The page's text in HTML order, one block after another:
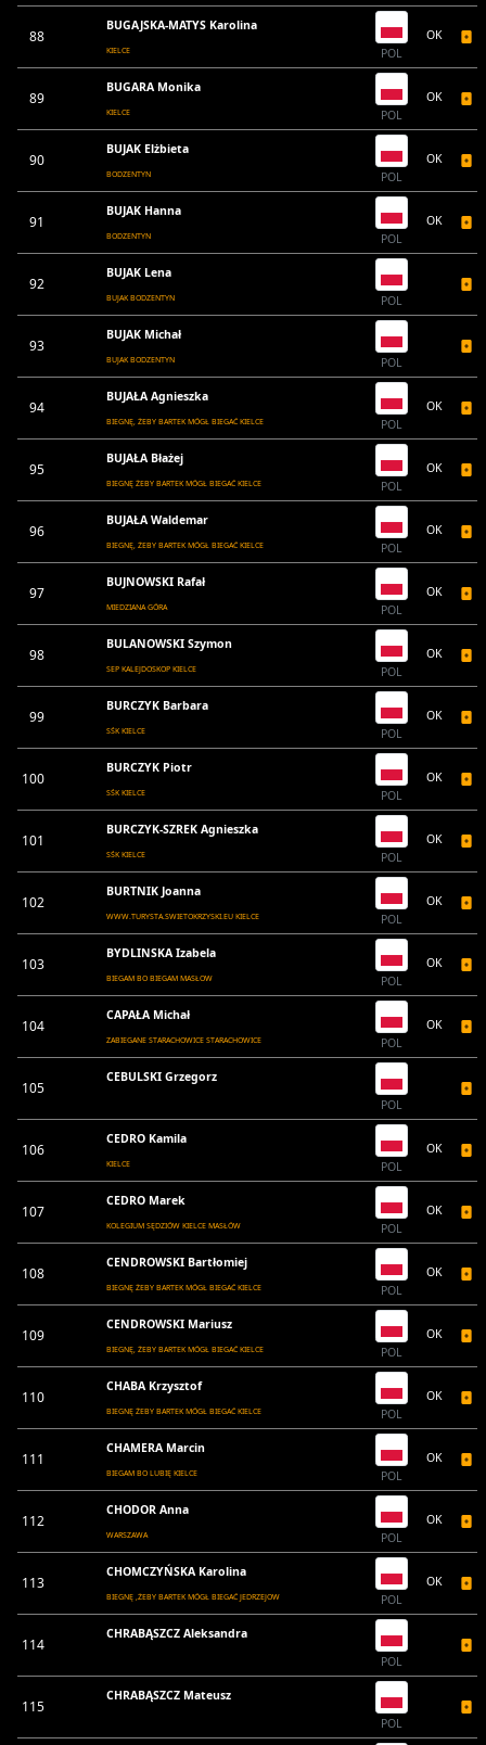
88
BUGAJSKA-MATYS Karolina
KIELCE POL
OK
89
BUGARA Monika
KIELCE POL
OK
90
BUJAK Elżbieta
BODZENTYN POL
OK
91
BUJAK Hanna
BODZENTYN POL
OK
92
BUJAK Lena
BUJAK BODZENTYN POL
93
BUJAK Michał
BUJAK BODZENTYN POL
94
BUJAŁA Agnieszka
BIEGNĘ, ŻEBY BARTEK MÓGŁ BIEGAĆ KIELCE POL
OK
95
BUJAŁA Błażej
BIEGNĘ ŻEBY BARTEK MÓGŁ BIEGAĆ KIELCE POL
OK
96
BUJAŁA Waldemar
BIEGNĘ, ŻEBY BARTEK MÓGŁ BIEGAĆ KIELCE POL
OK
97
BUJNOWSKI Rafał
MIEDZIANA GÓRA POL
OK
98
BULANOWSKI Szymon
SEP KALEJDOSKOP KIELCE POL
OK
99
BURCZYK Barbara
SŚK KIELCE POL
OK
100
BURCZYK Piotr
SŚK KIELCE POL
OK
101
BURCZYK-SZREK Agnieszka
SŚK KIELCE POL
OK
102
BURTNIK Joanna
WWW.TURYSTA.SWIETOKRZYSKI.EU KIELCE POL
OK
103
BYDLINSKA Izabela
BIEGAM BO BIEGAM MASŁOW POL
OK
104
CAPAŁA Michał
ZABIEGANE STARACHOWICE STARACHOWICE POL
OK
105
CEBULSKI Grzegorz
POL
106
CEDRO Kamila
KIELCE POL
OK
107
CEDRO Marek
KOLEGIUM SĘDZIÓW KIELCE MASŁÓW POL
OK
108
CENDROWSKI Bartłomiej
BIEGNĘ ŻEBY BARTEK MÓGŁ BIEGAĆ KIELCE POL
OK
109
CENDROWSKI Mariusz
BIEGNĘ, ŻEBY BARTEK MÓGŁ BIEGAĆ KIELCE POL
OK
110
CHABA Krzysztof
BIEGNĘ ŻEBY BARTEK MÓGŁ BIEGAĆ KIELCE POL
OK
111
CHAMERA Marcin
BIEGAM BO LUBIĘ KIELCE POL
OK
112
CHODOR Anna
WARSZAWA POL
OK
113
CHOMCZYŃSKA Karolina
BIEGNĘ ,ŻEBY BARTEK MÓGŁ BIEGAĆ JEDRZEJOW POL
OK
114
CHRABĄSZCZ Aleksandra
POL
115
CHRABĄSZCZ Mateusz
POL